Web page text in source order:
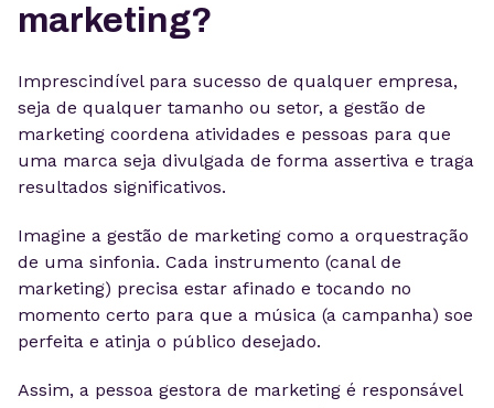
marketing?
Imprescindível para sucesso de qualquer empresa,
seja de qualquer tamanho ou setor, a gestão de
marketing coordena atividades e pessoas para que
uma marca seja divulgada de forma assertiva e traga
resultados significativos.
Imagine a gestão de marketing como a orquestração
de uma sinfonia. Cada instrumento (canal de
marketing) precisa estar afinado e tocando no
momento certo para que a música (a campanha) soe
perfeita e atinja o público desejado.
Assim, a pessoa gestora de marketing é responsável